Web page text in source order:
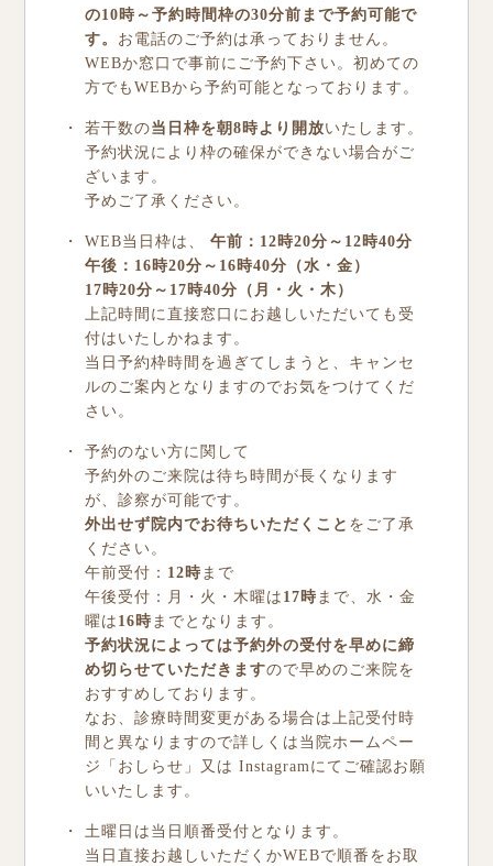
の10時～予約時間枠の30分前まで予約可能で
す。 お電話のご予約は承っておりません。
WEBか窓口で事前にご予約下さい。初めての
方でもWEBから予約可能となっております。
若干数の当日枠を朝8時より開放いたします。
予約状況により枠の確保ができない場合がご
ざいます。
予めご了承ください。
WEB当日枠は、 午前：12時20分～12時40分
午後：16時20分～16時40分（水・金）
17時20分～17時40分（月・火・木）
上記時間に直接窓口にお越しいただいても受
付はいたしかねます。
当日予約枠時間を過ぎてしまうと、キャンセ
ルのご案内となりますのでお気をつけてくだ
さい。
予約のない方に関して
予約外のご来院は待ち時間が長くなります
が、診察が可能です。
外出せず院内でお待ちいただくこと をご了承
ください。
午前受付： 12時 まで
午後受付：月・火・木曜は 17時 まで、水・金
曜は 16時 までとなります。
予約状況によっては予約外の受付を早めに締
め切らせていただきますので早めのご来院を
おすすめしております。
なお、診療時間変更がある場合は上記受付時
間と異なりますので詳しくは当院ホームペー
ジ「おしらせ」又は Instagramにてご確認お願
いいたします。
土曜日は当日順番受付となります。
当日直接お越しいただくかWEBで順番をお取